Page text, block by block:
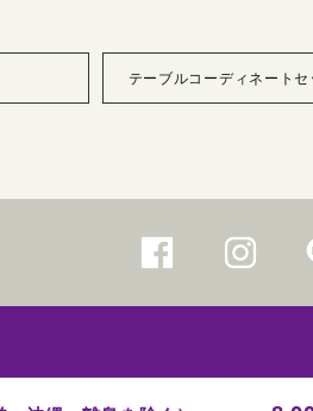
テーブルコーディネートセ